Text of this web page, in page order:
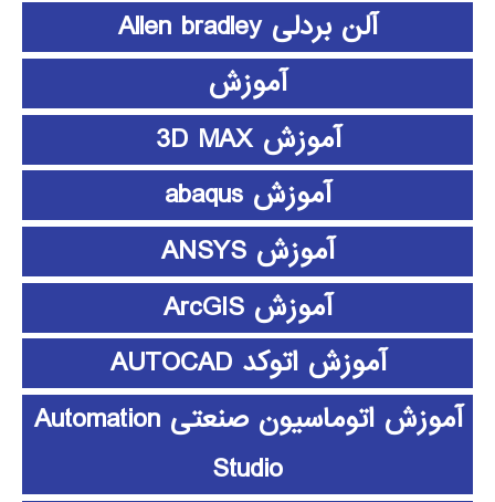
آلن بردلی Allen bradley
آموزش
آموزش 3D MAX
آموزش abaqus
آموزش ANSYS
آموزش ArcGIS
آموزش اتوکد AUTOCAD
آموزش اتوماسیون صنعتی Automation
Studio